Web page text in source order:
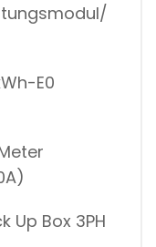
E0
Up Box 3PH